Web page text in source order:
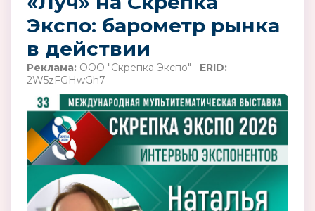
Экспо: барометр рынка
в действии
Реклама: ООО "Скрепка Экспо" ERID:
2W5zFGHwGh7